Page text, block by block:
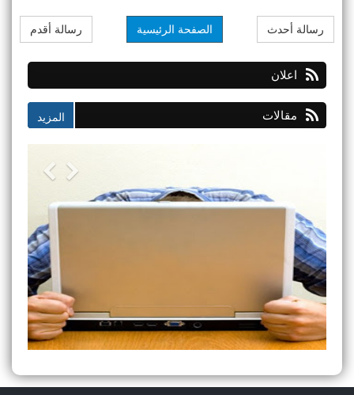
رسالة أحدث رسالة أقدم الصفحة الرئيسية
اعلان
مقالات